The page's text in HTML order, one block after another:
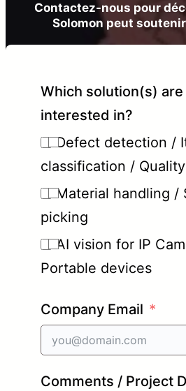
Contactez-nous pour
Solomon peut
Which solution(s) are
interested in?
Defect detection /
classification /
Material handling /
picking
AI vision for IP
Portable devices
Company Email
Comments / Project